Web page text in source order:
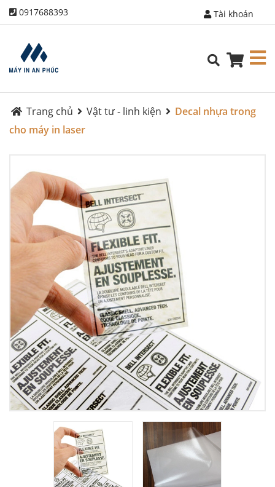
0917688393 Tài khoản
Trang chủ Vật tư - linh kiện
Decal nhựa trong
cho máy in laser